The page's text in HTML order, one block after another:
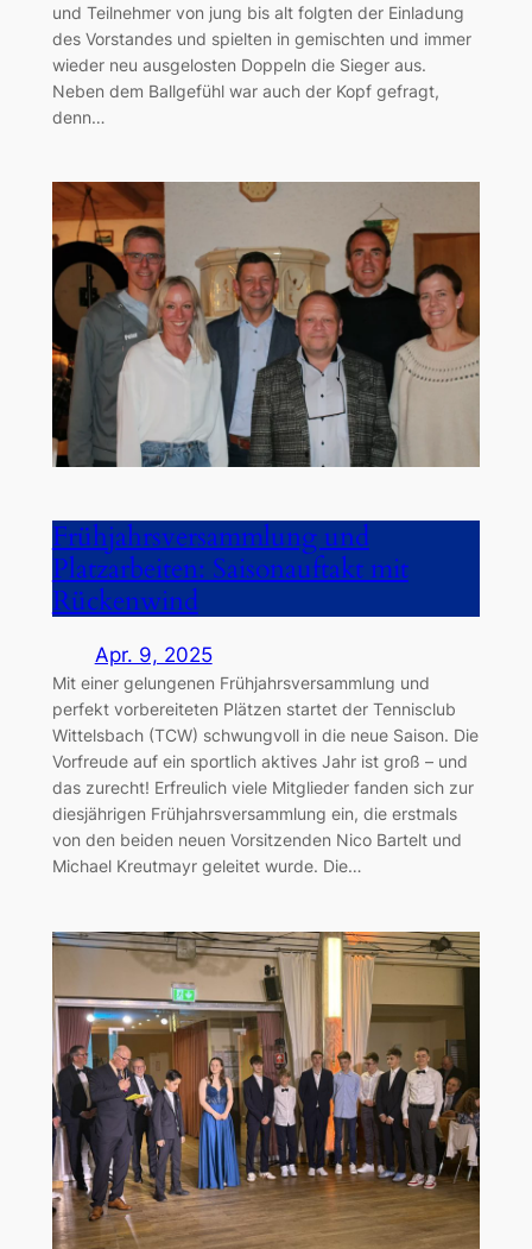
und Teilnehmer von jung bis alt folgten der Einladung
des Vorstandes und spielten in gemischten und immer
wieder neu ausgelosten Doppeln die Sieger aus.
Neben dem Ballgefühl war auch der Kopf gefragt,
denn…
Frühjahrsversammlung und
Platzarbeiten: Saisonauftakt mit
Rückenwind
Apr. 9, 2025
Mit einer gelungenen Frühjahrsversammlung und
perfekt vorbereiteten Plätzen startet der Tennisclub
Wittelsbach (TCW) schwungvoll in die neue Saison. Die
Vorfreude auf ein sportlich aktives Jahr ist groß – und
das zurecht! Erfreulich viele Mitglieder fanden sich zur
diesjährigen Frühjahrsversammlung ein, die erstmals
von den beiden neuen Vorsitzenden Nico Bartelt und
Michael Kreutmayr geleitet wurde. Die…